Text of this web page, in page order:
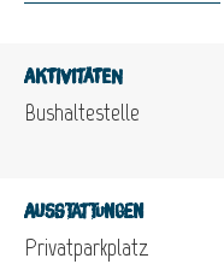
Aktivitäten
Bushaltestelle
Ausstattungen
Privatparkplatz